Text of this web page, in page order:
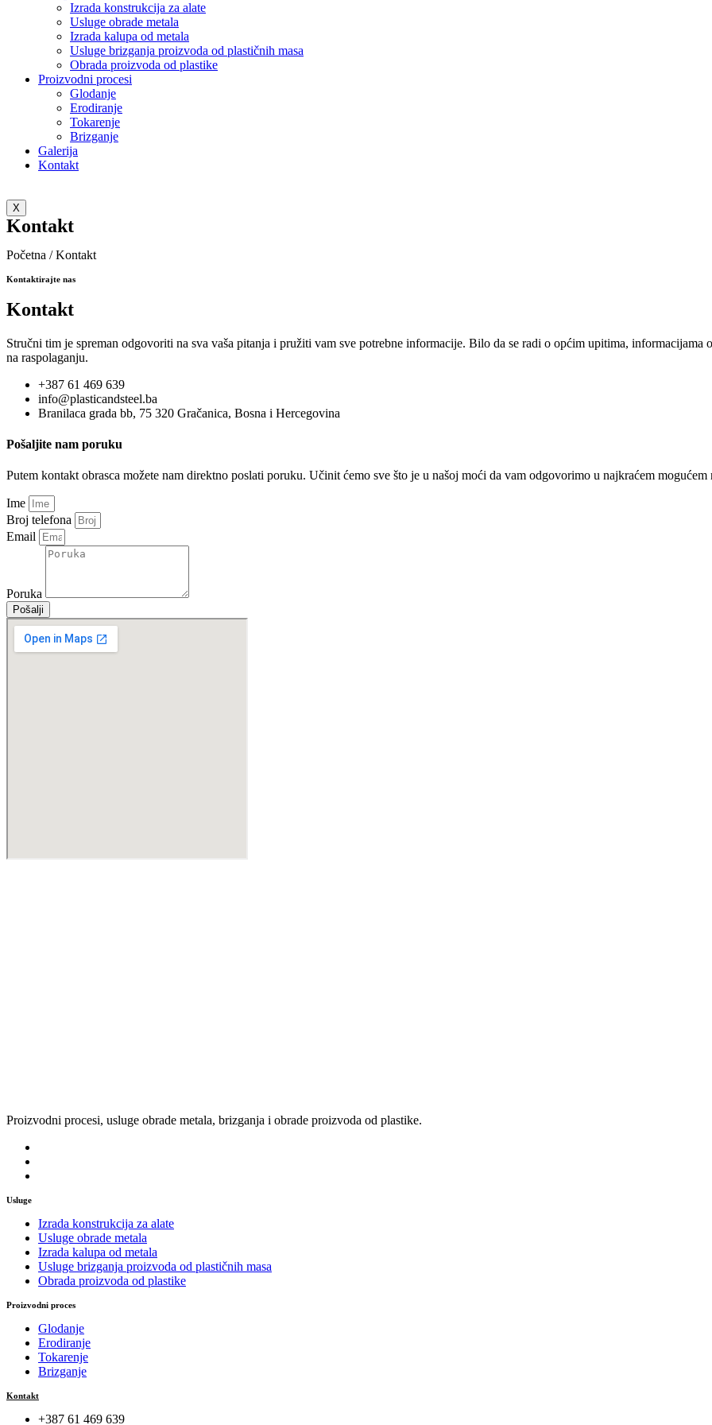
Izrada konstrukcija za alate
Usluge obrade metala
Izrada kalupa od metala
Usluge brizganja proizvoda od plastičnih masa
Obrada proizvoda od plastike
Proizvodni procesi
Glodanje
Erodiranje
Tokarenje
Brizganje
Galerija
Kontakt
X
Kontakt
Početna / Kontakt
Kontaktirajte nas
Kontakt
Stručni tim je spreman odgovoriti na sva vaša pitanja i pružiti vam sve potrebne informacije. Bilo da se radi o općim upitima,
na raspolaganju.
+387 61 469 639
info@plasticandsteel.ba
Branilaca grada bb, 75 320 Gračanica, Bosna i Hercegovina
Pošaljite nam poruku
Putem kontakt obrasca možete nam direktno poslati poruku. Učinit ćemo sve što je u našoj moći da vam odgovorimo u najkraćem mogućem
Ime
Broj telefona
Email
Poruka
Pošalji
Proizvodni procesi, usluge obrade metala, brizganja i obrade proizvoda od plastike.
Usluge
Izrada konstrukcija za alate
Usluge obrade metala
Izrada kalupa od metala
Usluge brizganja proizvoda od plastičnih masa
Obrada proizvoda od plastike
Proizvodni proces
Glodanje
Erodiranje
Tokarenje
Brizganje
Kontakt
+387 61 469 639